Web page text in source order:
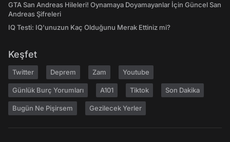
GTA San Andreas Hileleri! Oynamaya Doyamayanlar İçin Güncel San
Andreas Şifreleri
IQ Testi: IQ'unuzun Kaç Olduğunu Merak Ettiniz mi?
Keşfet
Twitter Deprem Zam Youtube
Günlük Burç Yorumları A101 Tiktok Son Dakika
Bugün Ne Pişirsem Gezilecek Yerler